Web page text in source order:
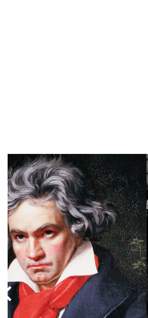
Overslaan